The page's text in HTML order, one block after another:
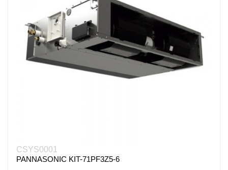
CSYS0001
PANNASONIC KIT-71PF3Z5-6